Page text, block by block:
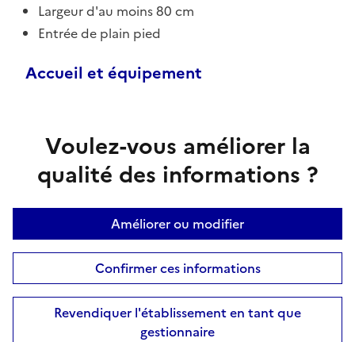
Largeur d'au moins 80 cm
Entrée de plain pied
Accueil et équipement
Voulez-vous améliorer la
qualité des informations ?
Améliorer ou modifier
Confirmer ces informations
Revendiquer l'établissement en tant que
gestionnaire